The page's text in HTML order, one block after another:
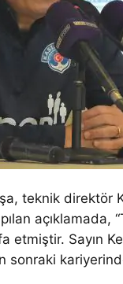
teknik direktör
açıklamada,
etmiştir. Sayın